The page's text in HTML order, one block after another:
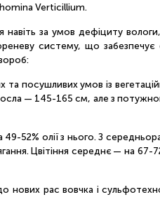
Verticillium.
за умов дефіциту вологи,
систему, що
посушливих умов із
— 145-165 см, але з
52% олії з нього. З
Цвітіння середнє — на
рас вовчка і